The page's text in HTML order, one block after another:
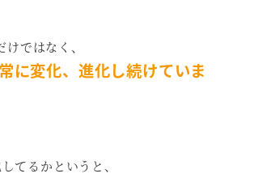
ではなく、
に変化、進化し続けていま
てるかというと、